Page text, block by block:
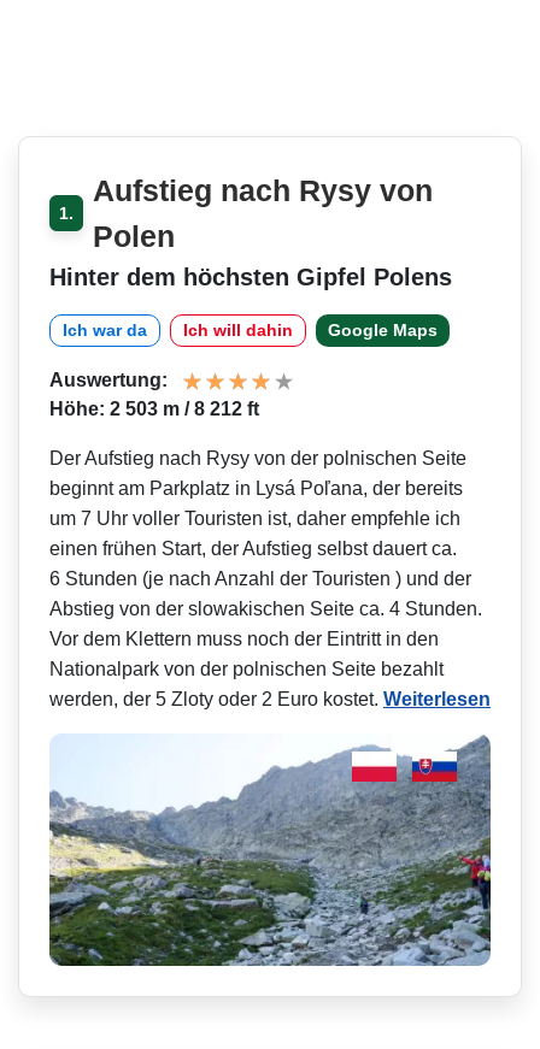
1.
Aufstieg nach Rysy von
Polen
Hinter dem höchsten Gipfel Polens
Ich war da Ich will dahin Google Maps
Auswertung:
Höhe: 2 503 m / 8 212 ft
Der Aufstieg nach Rysy von der polnischen Seite
beginnt am Parkplatz in Lysá Poľana, der bereits
um 7 Uhr voller Touristen ist, daher empfehle ich
einen frühen Start, der Aufstieg selbst dauert ca.
6 Stunden (je nach Anzahl der Touristen ) und der
Abstieg von der slowakischen Seite ca. 4 Stunden.
Vor dem Klettern muss noch der Eintritt in den
Nationalpark von der polnischen Seite bezahlt
werden, der 5 Zloty oder 2 Euro kostet. Weiterlesen